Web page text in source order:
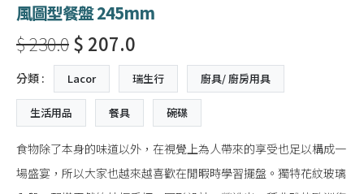
風圖型餐盤 245mm
$ 230.0$ 207.0
分類 : Lacor 瑞生行 廚具/ 廚房用具
生活用品 餐具 碗碟
食物除了本身的味道以外，在視覺上為人帶來的享受也足以構成一
場盛宴，所以大家也越來越喜歡在閒暇時學習擺盤。獨特花紋玻璃